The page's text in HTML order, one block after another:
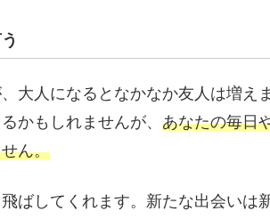
大人になるとなかなか友人は増え
かもしれませんが、 あなたの毎日
ん。
ばしてくれます。新たな出会いは